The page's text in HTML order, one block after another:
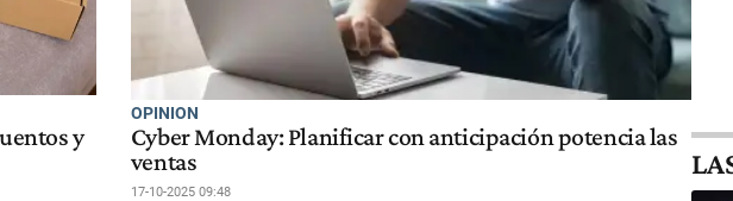
y
OPINION
Cyber Monday: Planificar con anticipación potencia las
ventas
17-10-2025 09:48